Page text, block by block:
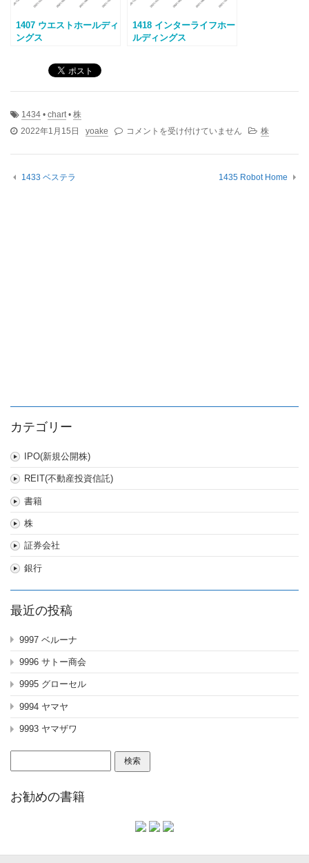
1407 ウエストホールディ
ングス
1418 インターライフホー
ルディングス
1434 • chart • 株
2022年1月15日
yoake
1434
ホ
コメントを受け付けていません 株
1433 ベステラ 1435 Robot Home
カテゴリー
IPO(新規公開株)
REIT(不動産投資信託)
書籍
株
証券会社
銀行
最近の投稿
9997 ベルーナ
9996 サトー商会
9995 グローセル
9994 ヤマヤ
9993 ヤマザワ
索:
お勧めの書籍